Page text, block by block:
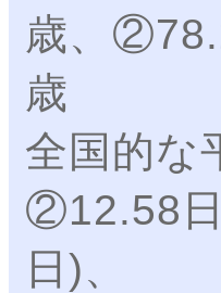
歳、
歳
全国的な
②12.58
日)、